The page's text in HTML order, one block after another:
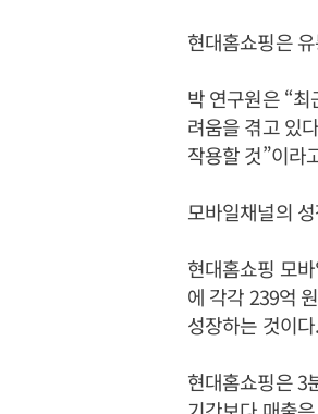
현대홈쇼핑은
박 연구원은 “
려움을 겪고 있
작용할 것”이라
모바일채널의
현대홈쇼핑 모
에 각각 239억
성장하는 것이다.
현대홈쇼핑은 3